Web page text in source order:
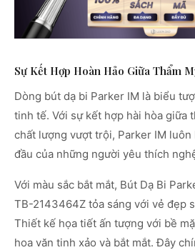
Sự Kết Hợp Hoàn Hảo Giữa Thẩm
Dòng bút dạ bi Parker IM là biểu
tinh tế. Với sự kết hợp hài hòa giữa
chất lượng vượt trội, Parker IM luôn
đầu của những người yêu thích
Với màu sắc bắt mắt, Bút Dạ Bi
TB-2143464Z tỏa sáng với vẻ đẹp
Thiết kế họa tiết ấn tượng với bề
hoa văn tinh xảo và bắt mắt. Đây